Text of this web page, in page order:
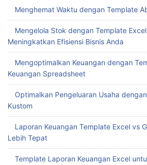
Menghemat Waktu dengan Template
Mengelola Stok dengan Template
Meningkatkan Efisiensi Bisnis Anda
Mengoptimalkan Keuangan dengan
Keuangan Spreadsheet
Optimalkan Pengeluaran Usaha
Kustom
Laporan Keuangan Template Excel vs
Lebih Tepat
Template Laporan Keuangan Excel